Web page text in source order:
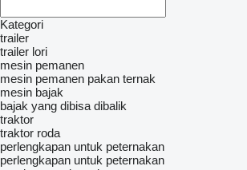
Kategori
trailer
trailer lori
mesin pemanen
mesin pemanen pakan ternak
mesin bajak
bajak yang dibisa dibalik
traktor
traktor roda
perlengkapan untuk peternakan
perlengkapan untuk peternakan